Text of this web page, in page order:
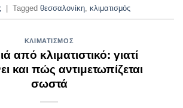
| Tagged θεσσαλονίκη κλιματισμός
ΚΛΙΜΑΤΙΣΜΌΣ
από κλιματιστικό: γιατί
και πώς αντιμετωπίζεται
σωστά